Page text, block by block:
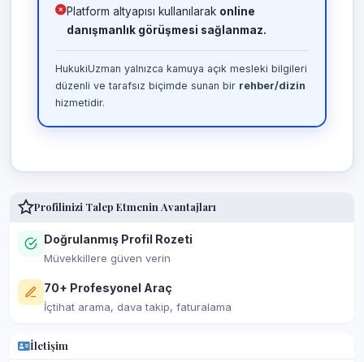
Platform altyapısı kullanılarak online
danışmanlık görüşmesi sağlanmaz.
HukukiUzman yalnızca kamuya açık mesleki bilgileri
düzenli ve tarafsız biçimde sunan bir rehber/dizin
hizmetidir.
Profilinizi Talep Etmenin Avantajları
Doğrulanmış Profil Rozeti
Müvekkillere güven verin
70+ Profesyonel Araç
İçtihat arama, dava takip, faturalama
İletişim